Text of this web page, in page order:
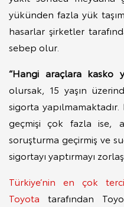
yükünden fazla yük
hasarlar şirketler
sebep olur.
“Hangi araçlara kasko
olursak, 15 yaşın
sigorta
geçmişi çok fazla ise,
soruşturma geçirmiş ve
sigortayı yaptırmayı
Türkiye’nin en çok
Toyota tarafından